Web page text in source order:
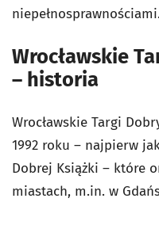
niepełnosprawnościami.
Wrocławskie
– historia
Wrocławskie Targi
1992 roku – najpierw
Dobrej Książki – które
miastach, m.in. w